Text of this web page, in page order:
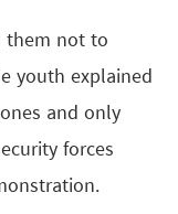
them not to
youth explained
and only
forces